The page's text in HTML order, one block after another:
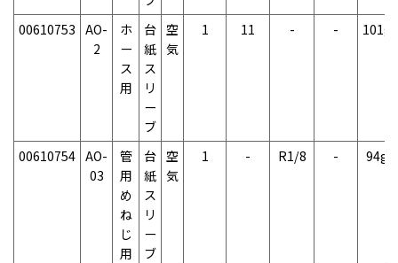
00610753 AO-
2
ホ
ー
ス
用
台
紙
ス
リ
ー
ブ
空
気
1 11 - - 101g
00610754 AO-
03
管
用
め
ね
じ
用
台
紙
ス
リ
ー
ブ
空
気
1 - R1/8 - 94g